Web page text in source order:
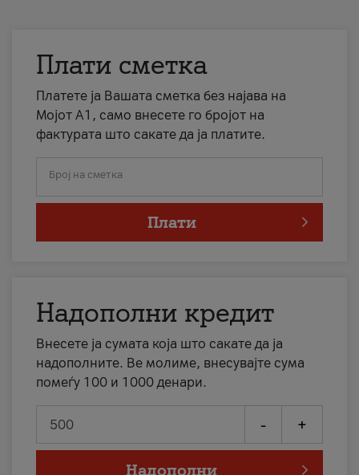
Плати сметка
Платете ја Вашата сметка без најава на
Мојот А1, само внесете го бројот на
фактурата што сакате да ја платите.
Број на сметка
Плати
Надополни кредит
Внесете ја сумата која што сакате да ја
надополните. Ве молиме, внесувајте сума
помеѓу 100 и 1000 денари.
- +
Надополни